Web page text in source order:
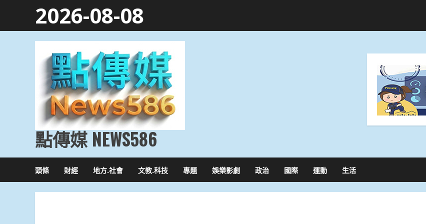
2026-08-08
點傳媒 NEWS586
頭條 財經 地方.社會 文教.科技 專題 娛樂影劇 政治 國際 運動 生活